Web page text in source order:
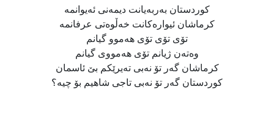
‌کوردستان به‌ربه‌یانت دیمه‌نی ئه‌یوانمه‌
کرماشان ئیواره‌کانت خه‌ڵوه‌تی عرفانمه
تۆی تۆی تۆی هەموو گیانم
وەتەن ژیانم تۆی هەمووی گیانم
کرماشان گەر تۆ نەبی تەیرێکم بێ ئاسمان
کوردستان گەر تۆ نەبی تاجی شاهیم بۆ چیە؟